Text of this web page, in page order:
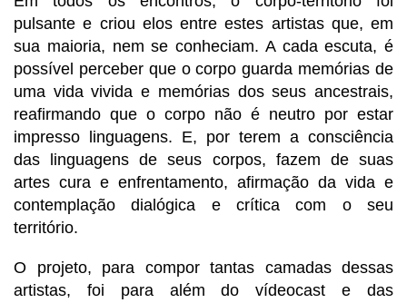
pulsante e criou elos entre estes artistas que, em
sua maioria, nem se conheciam. A cada escuta, é
possível perceber que o corpo guarda memórias de
uma vida vivida e memórias dos seus ancestrais,
reafirmando que o corpo não é neutro por estar
impresso linguagens. E, por terem a consciência
das linguagens de seus corpos, fazem de suas
artes cura e enfrentamento, afirmação da vida e
contemplação dialógica e crítica com o seu
território.
O projeto, para compor tantas camadas dessas
artistas, foi para além do vídeocast e das